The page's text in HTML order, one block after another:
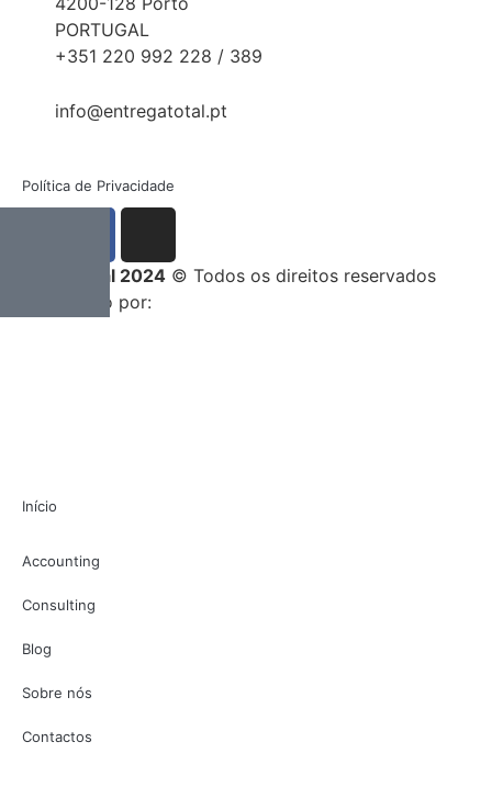
PORTUGAL
+351 220 992 228 / 389
info@entregatotal.pt
Política de Privacidade
Entrega Total 2024 © Todos os direitos reservados
Desenvolvido por:
Início
Accounting
Consulting
Blog
Sobre nós
Contactos